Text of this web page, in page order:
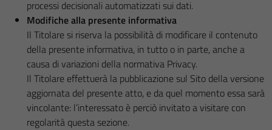
processi decisionali automatizzati sui dati.
Modifiche alla presente informativa
Il Titolare si riserva la possibilità di modificare il contenuto
della presente informativa, in tutto o in parte, anche a
causa di variazioni della normativa Privacy.
Il Titolare effettuerà la pubblicazione sul Sito della versione
aggiornata del presente atto, e da quel momento essa sarà
vincolante: l’interessato è perciò invitato a visitare con
regolarità questa sezione.